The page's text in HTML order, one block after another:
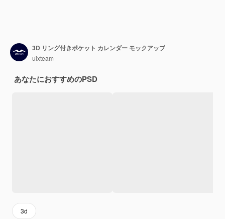
3D リング付きポケット カレンダー モックアップ
uixteam
あなたにおすすめのPSD
3d